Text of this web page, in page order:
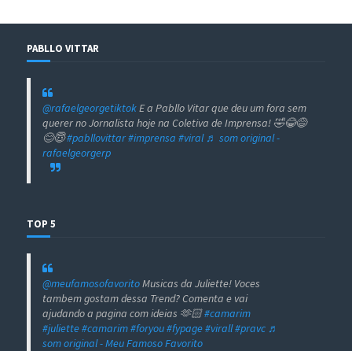
PABLLO VITTAR
@rafaelgeorgetiktokE a Pabllo Vitar que deu um fora sem
querer no Jornalista hoje na Coletiva de Imprensa! 🤣😂😅
😊😇#pabllovittar#imprensa #viral ♬ som original -
rafaelgeorgerp
TOP 5
@meufamosofavoritoMusicas da Juliette! Voces
tambem gostam dessa Trend? Comenta e vai
ajudando a pagina com ideias 🫶🏻#camarim
#juliette#camarim#foryou#fypage#virall#pravc ♬
som original - Meu Famoso Favorito